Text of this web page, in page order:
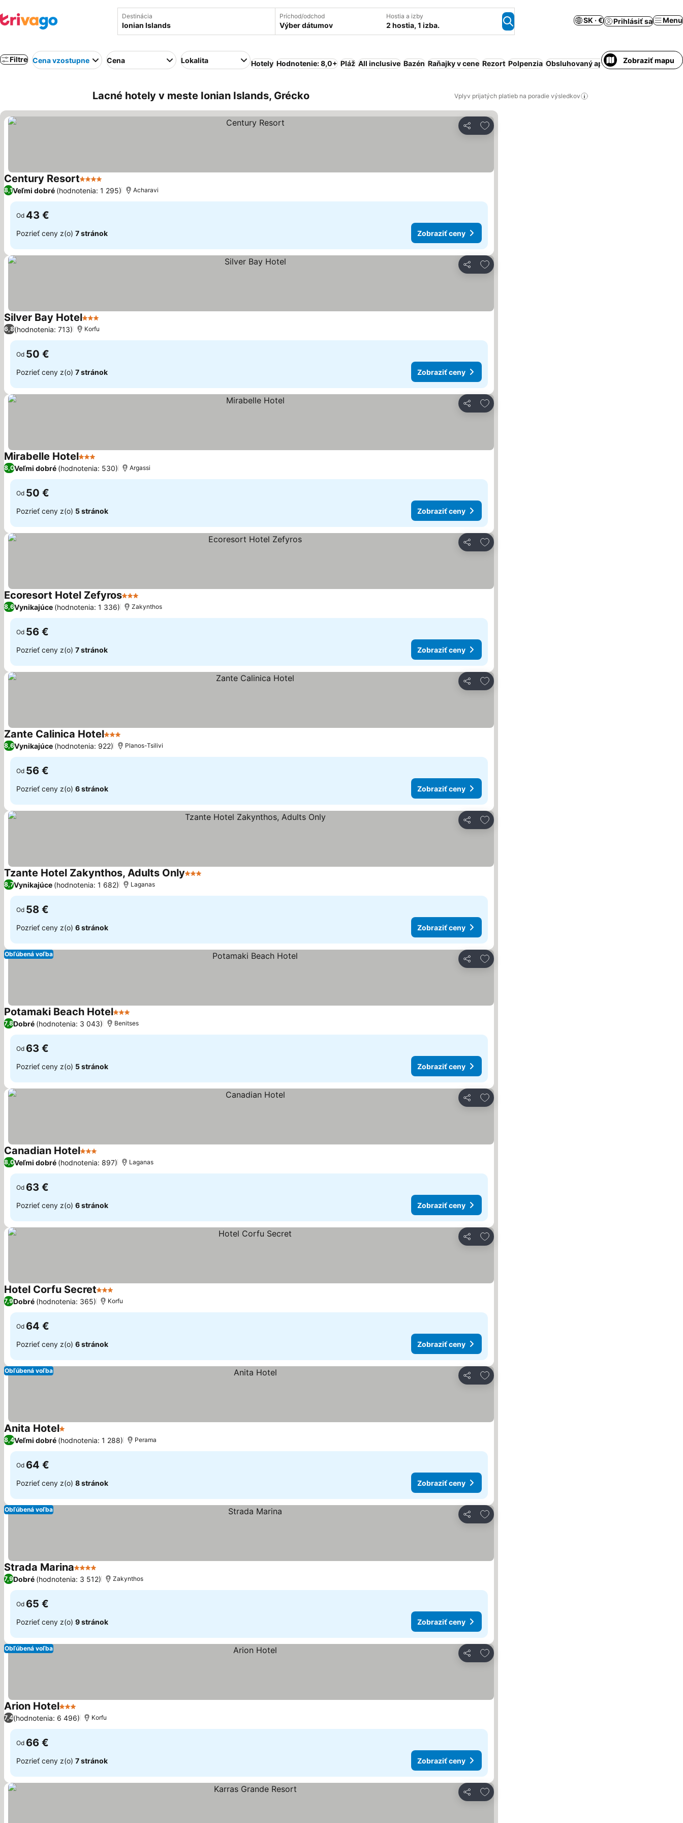
Destinácia Príchod/odchod
Výber dátumov
Hostia a izby
2 hostia, 1 izba.
SK · € Prihlásiť sa Menu
Filtre Cena vzostupne Cena Lokalita Hotely Hodnotenie: 8,0+ Pláž All inclusive Bazén Raňajky v cene Rezort Polpenzia Obsluhovaný apartmán Celý dom/
Zobraziť mapu
Lacné hotely v meste Ionian Islands, Grécko Vplyv prijatých platieb na poradie výsledkov
Zdieľať
Pridať do obľúbených
Century Resort4 Počet hviezdičiek
8,1Veľmi dobré (hodnotenia: 1 295) Acharavi
Od 43 €
Pozrieť ceny z(o) 7 stránok Zobraziť ceny
Zdieľať
Pridať do obľúbených
Silver Bay Hotel3 Počet hviezdičiek
6,8(hodnotenia: 713) Korfu
Od 50 €
Pozrieť ceny z(o) 7 stránok Zobraziť ceny
Zdieľať
Pridať do obľúbených
Mirabelle Hotel3 Počet hviezdičiek
8,0Veľmi dobré (hodnotenia: 530) Argassi
Od 50 €
Pozrieť ceny z(o) 5 stránok Zobraziť ceny
Zdieľať
Pridať do obľúbených
Ecoresort Hotel Zefyros3 Počet hviezdičiek
8,6Vynikajúce (hodnotenia: 1 336) Zakynthos
Od 56 €
Pozrieť ceny z(o) 7 stránok Zobraziť ceny
Zdieľať
Pridať do obľúbených
Zante Calinica Hotel3 Počet hviezdičiek
8,6Vynikajúce (hodnotenia: 922) Planos-Tsilivi
Od 56 €
Pozrieť ceny z(o) 6 stránok Zobraziť ceny
Zdieľať
Pridať do obľúbených
Tzante Hotel Zakynthos, Adults Only3 Počet hviezdičiek
8,7Vynikajúce (hodnotenia: 1 682) Laganas
Od 58 €
Pozrieť ceny z(o) 6 stránok Zobraziť ceny
Zdieľať
Pridať do obľúbených
Obľúbená voľba
Potamaki Beach Hotel3 Počet hviezdičiek
7,8Dobré (hodnotenia: 3 043) Benitses
Od 63 €
Pozrieť ceny z(o) 5 stránok Zobraziť ceny
Zdieľať
Pridať do obľúbených
Canadian Hotel3 Počet hviezdičiek
8,0Veľmi dobré (hodnotenia: 897) Laganas
Od 63 €
Pozrieť ceny z(o) 6 stránok Zobraziť ceny
Zdieľať
Pridať do obľúbených
Hotel Corfu Secret3 Počet hviezdičiek
7,9Dobré (hodnotenia: 365) Korfu
Od 64 €
Pozrieť ceny z(o) 6 stránok Zobraziť ceny
Zdieľať
Pridať do obľúbených
Obľúbená voľba
Anita Hotel1 Počet hviezdičiek
8,4Veľmi dobré (hodnotenia: 1 288) Perama
Od 64 €
Pozrieť ceny z(o) 8 stránok Zobraziť ceny
Zdieľať
Pridať do obľúbených
Obľúbená voľba
Strada Marina4 Počet hviezdičiek
7,9Dobré (hodnotenia: 3 512) Zakynthos
Od 65 €
Pozrieť ceny z(o) 9 stránok Zobraziť ceny
Zdieľať
Pridať do obľúbených
Obľúbená voľba
Arion Hotel3 Počet hviezdičiek
7,4(hodnotenia: 6 496) Korfu
Od 66 €
Pozrieť ceny z(o) 7 stránok Zobraziť ceny
Zdieľať
Pridať do obľúbených